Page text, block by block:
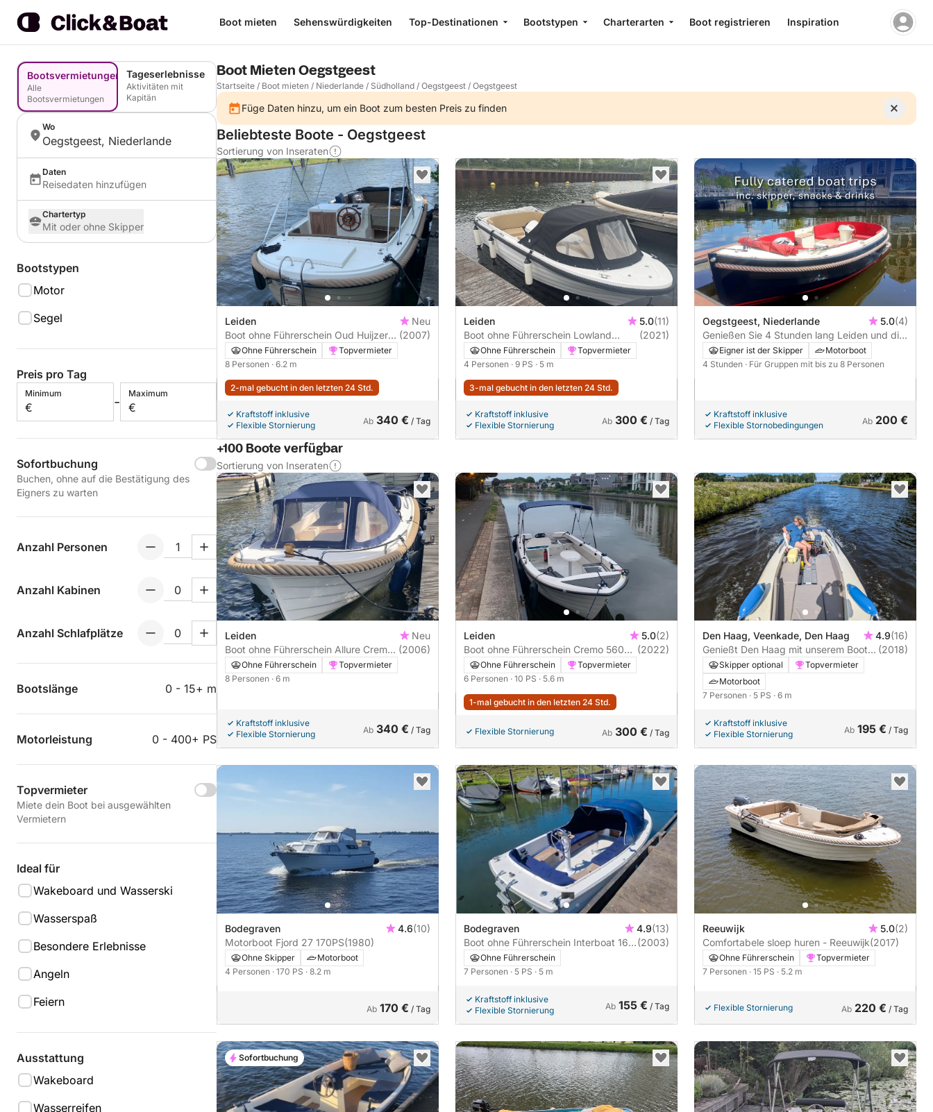
Boot mieten Sehenswürdigkeiten Top-Destinationen Bootstypen Charterarten Boot registrieren Inspiration
Bootsvermietungen
Alle
Bootsvermietungen
Tageserlebnisse
Aktivitäten mit
Kapitän
Wo
Oegstgeest, Niederlande
Daten
Reisedaten hinzufügen
Chartertyp
Mit oder ohne Skipper
Bootstypen
Motor
Segel
Preis pro Tag
Minimum
€ -
Maximum
€
Sofortbuchung
Buchen, ohne auf die Bestätigung des
Eigners zu warten
Anzahl Personen
Anzahl Kabinen
Anzahl Schlafplätze
Bootslänge 0 - 15+ m
Motorleistung 0 - 400+ PS
Topvermieter
Miete dein Boot bei ausgewählten
Vermietern
Ideal für
Wakeboard und Wasserski
Wasserspaß
Besondere Erlebnisse
Angeln
Feiern
Ausstattung
Wakeboard
Wasserreifen
Boot Mieten Oegstgeest
Startseite / Boot mieten / Niederlande / Südholland / Oegstgeest / Oegstgeest
Füge Daten hinzu, um ein Boot zum besten Preis zu finden
Beliebteste Boote - Oegstgeest
Sortierung von Inseraten
Leiden
Neu
Boot ohne Führerschein Oud Huijzer
620
(2007)
Ohne Führerschein
Topvermieter
8 Personen · 6.2 m
2-mal gebucht in den letzten 24 Std.
Kraftstoff inklusive
Flexible Stornierung
Ab 340 € / Tag
Leiden 5.0(11)
Boot ohne Führerschein Lowland
Gentle 500 9PS
(2021)
Ohne Führerschein
Topvermieter
4 Personen · 9 PS · 5 m
3-mal gebucht in den letzten 24 Std.
Kraftstoff inklusive
Flexible Stornierung
Ab 300 € / Tag
Oegstgeest, Niederlande 5.0(4)
Genießen Sie 4 Stunden lang Leiden und die
Umgebung mit Snacks und Getränken,
inklusive Skipper.
Eigner ist der Skipper
Motorboot
4 Stunden · Für Gruppen mit bis zu 8 Personen
Kraftstoff inklusive
Flexible Stornobedingungen
Ab 200 €
+100 Boote verfügbar
Sortierung von Inseraten
Leiden
Neu
Boot ohne Führerschein Allure Cremo
S19
(2006)
Ohne Führerschein
Topvermieter
8 Personen · 6 m
Kraftstoff inklusive
Flexible Stornierung
Ab 340 € / Tag
Leiden 5.0(2)
Boot ohne Führerschein Cremo 560SC
10PS
(2022)
Ohne Führerschein
Topvermieter
6 Personen · 10 PS · 5.6 m
1-mal gebucht in den letzten 24 Std.
Flexible Stornierung Ab 300 € / Tag
Den Haag, Veenkade, Den Haag 4.9(16)
Genießt Den Haag mit unserem Boot
für 7 Personen!
(2018)
Skipper optional
Topvermieter
Motorboot
7 Personen · 5 PS · 6 m
Kraftstoff inklusive
Flexible Stornierung
Ab 195 € / Tag
Bodegraven 4.6(10)
Motorboot Fjord 27 170PS(1980)
Ohne Skipper
Motorboot
4 Personen · 170 PS · 8.2 m
Ab 170 € / Tag
Bodegraven 4.9(13)
Boot ohne Führerschein Interboat 16
Elektro 5PS
(2003)
Ohne Führerschein
7 Personen · 5 PS · 5 m
Kraftstoff inklusive
Flexible Stornierung
Ab 155 € / Tag
Reeuwijk 5.0(2)
Comfortabele sloep huren - Reeuwijk(2017)
Ohne Führerschein
Topvermieter
7 Personen · 15 PS · 5.2 m
Flexible Stornierung Ab 220 € / Tag
Sofortbuchung